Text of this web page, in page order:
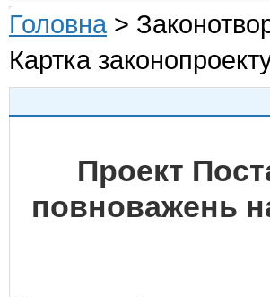
Головна >
Картка
Проект
повноважень